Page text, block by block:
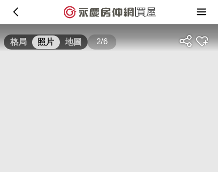
買屋
格局 照片 地圖 2/6